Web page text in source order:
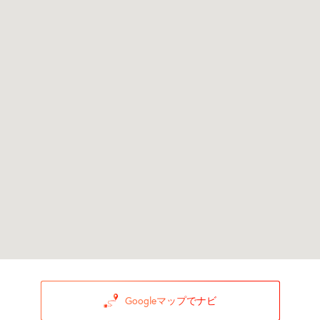
Googleマップでナビ